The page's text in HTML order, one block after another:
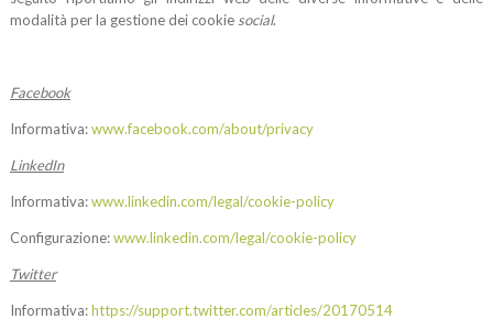
modalità per la gestione dei cookie social.
Facebook
Informativa:www.facebook.com/about/privacy
LinkedIn
Informativa:www.linkedin.com/legal/cookie-policy
Configurazione:www.linkedin.com/legal/cookie-policy
Twitter
Informativa:https://support.twitter.com/articles/20170514